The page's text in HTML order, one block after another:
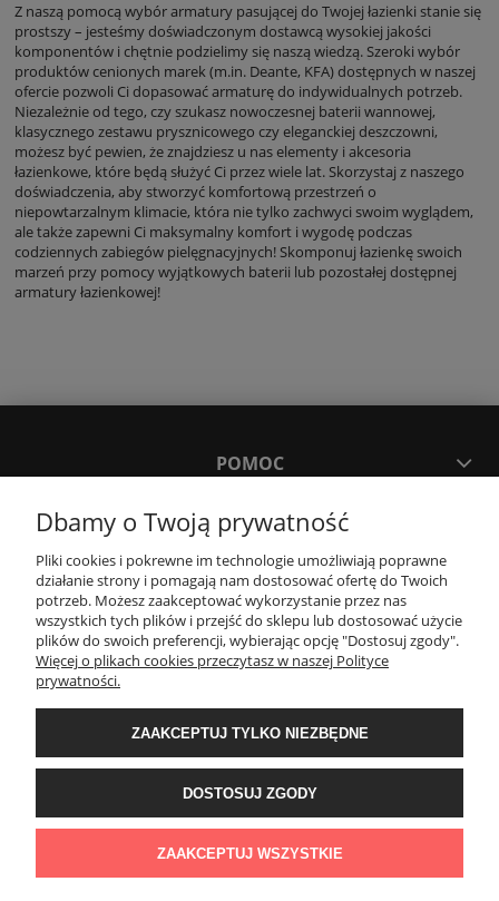
Z naszą pomocą wybór armatury pasującej do Twojej łazienki stanie się
prostszy – jesteśmy doświadczonym dostawcą wysokiej jakości
komponentów i chętnie podzielimy się naszą wiedzą. Szeroki wybór
produktów cenionych marek (m.in. Deante, KFA) dostępnych w naszej
ofercie pozwoli Ci dopasować armaturę do indywidualnych potrzeb.
Niezależnie od tego, czy szukasz nowoczesnej baterii wannowej,
klasycznego zestawu prysznicowego czy eleganckiej deszczowni,
możesz być pewien, że znajdziesz u nas elementy i akcesoria
łazienkowe, które będą służyć Ci przez wiele lat. Skorzystaj z naszego
doświadczenia, aby stworzyć komfortową przestrzeń o
niepowtarzalnym klimacie, która nie tylko zachwyci swoim wyglądem,
ale także zapewni Ci maksymalny komfort i wygodę podczas
codziennych zabiegów pielęgnacyjnych! Skomponuj łazienkę swoich
marzeń przy pomocy wyjątkowych baterii lub pozostałej dostępnej
armatury łazienkowej!
POMOC
MOJE KONTO
PŁATNOŚCI I DOSTAWA
KONTAKT
Wyposażenie łazienek Łazienki.eco | Pawła 23, 41-708 Ruda Śląska | E-mail:
sklep@lazienki.eco | Tel.: 600 012 164 lub 600 012 159 | TGS Przemysław
Stoń | NIP: 6312213594 | REGON: 276403698
Dbamy o Twoją prywatność
Pliki cookies i pokrewne im technologie umożliwiają poprawne
działanie strony i pomagają nam dostosować ofertę do Twoich
potrzeb. Możesz zaakceptować wykorzystanie przez nas
wszystkich tych plików i przejść do sklepu lub dostosować użycie
plików do swoich preferencji, wybierając opcję "Dostosuj zgody".
Więcej o plikach cookies przeczytasz w naszej Polityce
prywatności.
ZAAKCEPTUJ TYLKO NIEZBĘDNE
DOSTOSUJ ZGODY
ZAAKCEPTUJ WSZYSTKIE